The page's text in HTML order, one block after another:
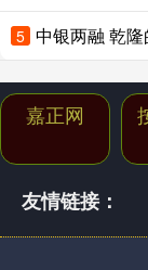
5
嘉正网
友情链接：